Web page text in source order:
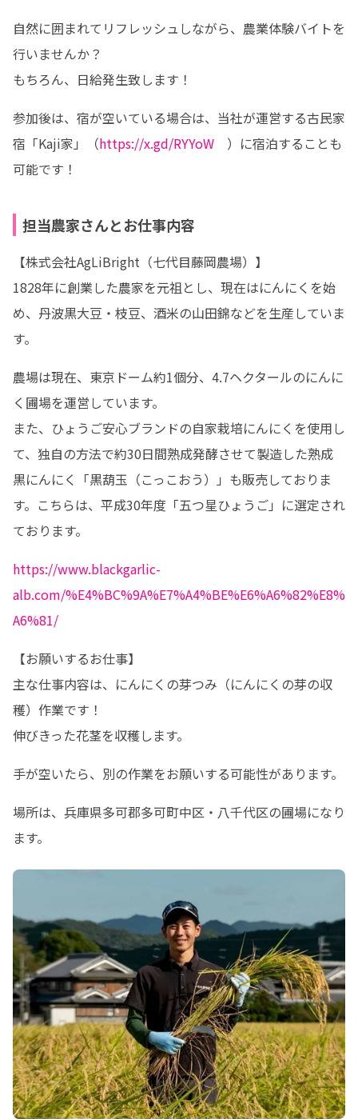
自然に囲まれてリフレッシュしながら、農業体験バイトを
行いませんか？
もちろん、日給発生致します！
参加後は、宿が空いている場合は、当社が運営する古民家
宿「Kaji家」（https://x.gd/RYYoW ）に宿泊することも
可能です！
担当農家さんとお仕事内容
【株式会社AgLiBright（七代目藤岡農場）】
1828年に創業した農家を元祖とし、現在はにんにくを始
め、丹波黒大豆・枝豆、酒米の山田錦などを生産していま
す。
農場は現在、東京ドーム約1個分、4.7ヘクタールのにんに
く圃場を運営しています。
また、ひょうご安心ブランドの自家栽培にんにくを使用し
て、独自の方法で約30日間熟成発酵させて製造した熟成
黒にんにく「黒葫玉（こっこおう）」も販売しておりま
す。こちらは、平成30年度「五つ星ひょうご」に選定され
ております。
https://www.blackgarlic-
alb.com/%E4%BC%9A%E7%A4%BE%E6%A6%82%E8%
A6%81/
【お願いするお仕事】
主な仕事内容は、にんにくの芽つみ（にんにくの芽の収
穫）作業です！
伸びきった花茎を収穫します。
手が空いたら、別の作業をお願いする可能性があります。
場所は、兵庫県多可郡多可町中区・八千代区の圃場になり
ます。